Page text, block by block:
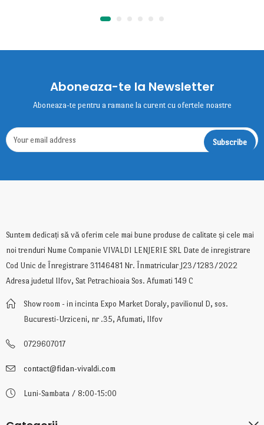
Aboneaza-te la Newsletter
Aboneaza-te pentru a ramane la curent cu ofertele noastre
Suntem dedicați să vă oferim cele mai bune produse de calitate și cele mai
noi trenduri Nume Companie VIVALDI LENJERIE SRL Date de inregistrare
Cod Unic de Înregistrare 31146481 Nr. Înmatricular J23/1283/2022
Adresa judetul Ilfov, Sat Petrachioaia Sos. Afumati 149 C
Show room - in incinta Expo Market Doraly, pavilionul D, sos.
Bucuresti-Urziceni, nr .35, Afumati, Ilfov
0729607017
contact@fidan-vivaldi.com
Luni-Sambata / 8:00-15:00